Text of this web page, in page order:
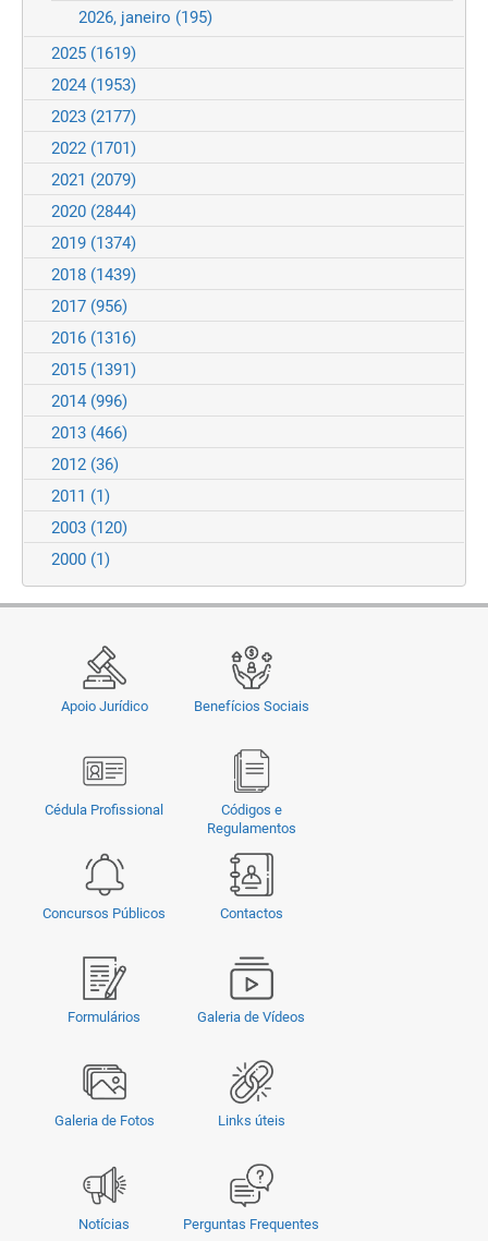
2026, janeiro (195)
2025 (1619)
2024 (1953)
2023 (2177)
2022 (1701)
2021 (2079)
2020 (2844)
2019 (1374)
2018 (1439)
2017 (956)
2016 (1316)
2015 (1391)
2014 (996)
2013 (466)
2012 (36)
2011 (1)
2003 (120)
2000 (1)
Apoio Jurídico Benefícios Sociais
Cédula Profissional
Códigos e
Regulamentos
Concursos Públicos Contactos
Formulários Galeria de Vídeos
Galeria de Fotos Links úteis
Notícias Perguntas Frequentes